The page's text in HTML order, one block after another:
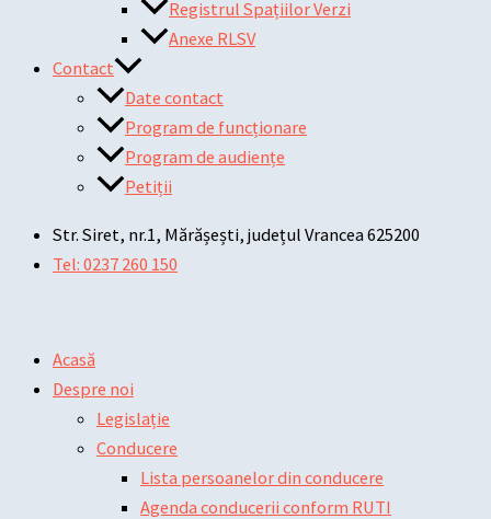
Registrul Spațiilor Verzi
Anexe RLSV
Contact
Date contact
Program de funcționare
Program de audiențe
Petiții
Str. Siret, nr.1, Mărășești, județul Vrancea 625200
Tel: 0237 260 150
Acasă
Despre noi
Legislație
Conducere
Lista persoanelor din conducere
Agenda conducerii conform RUTI